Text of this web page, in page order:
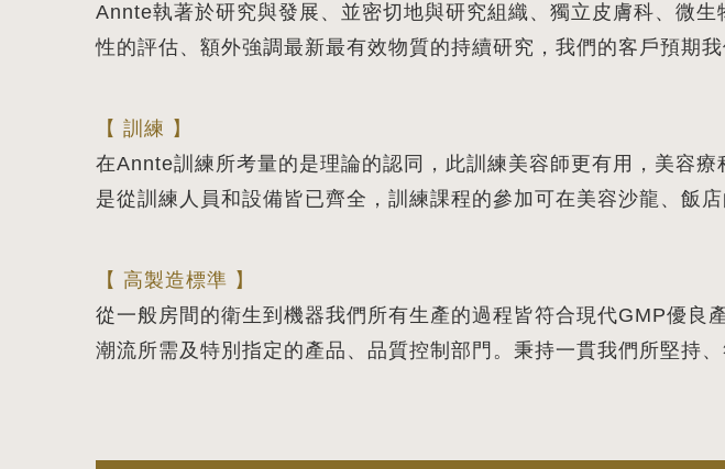
Annte執著於研究與發展、並密切地與研究組織、獨立皮膚科、微
性的評估、額外強調最新最有效物質的持續研究，我們的客戶預期
【 訓練 】
在Annte訓練所考量的是理論的認同，此訓練美容師更有用，美容
是從訓練人員和設備皆已齊全，訓練課程的參加可在美容沙龍、飯
【 高製造標準 】
從一般房間的衛生到機器我們所有生產的過程皆符合現代GMP優
潮流所需及特別指定的產品、品質控制部門。秉持一貫我們所堅持